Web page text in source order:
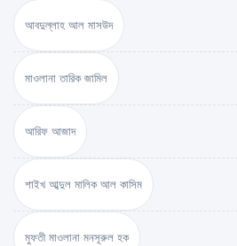
আবদুল্লাহ আল মাসউদ
মাওলানা তারিক জামিল
আরিফ আজাদ
শাইখ আব্দুল মালিক আল কাসিম
মুফতী মাওলানা মনসূরুল হক